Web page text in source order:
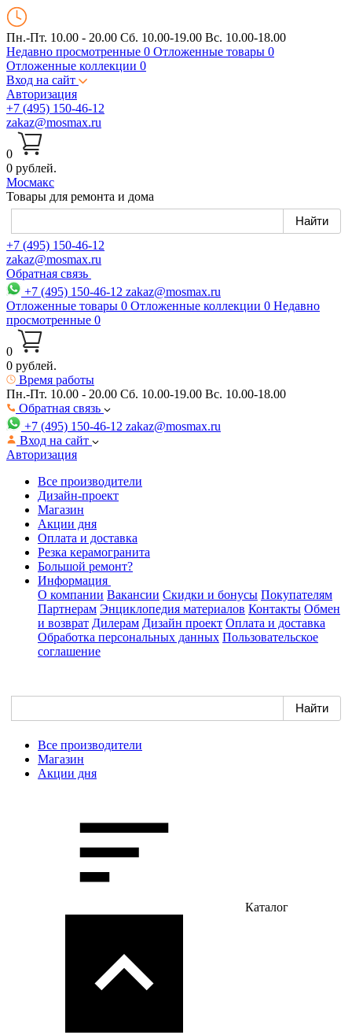
Пн.-Пт. 10.00 - 20.00 Сб. 10.00-19.00 Вс. 10.00-18.00
Недавно просмотренные 0 Отложенные товары 0
Отложенные коллекции 0
Вход на сайт
Авторизация
+7 (495) 150-46-12
zakaz@mosmax.ru
0
0 рублей.
Мосмакс
Товары для ремонта и дома
+7 (495) 150-46-12
zakaz@mosmax.ru
Обратная связь
+7 (495) 150-46-12 zakaz@mosmax.ru
Отложенные товары 0 Отложенные коллекции 0 Недавно
просмотренные 0
0
0 рублей.
Время работы
Пн.-Пт. 10.00 - 20.00 Сб. 10.00-19.00 Вс. 10.00-18.00
Обратная связь
+7 (495) 150-46-12 zakaz@mosmax.ru
Вход на сайт
Авторизация
Все производители
Дизайн-проект
Магазин
Акции дня
Оплата и доставка
Резка керамогранита
Большой ремонт?
Информация
О компании Вакансии Скидки и бонусы Покупателям
Партнерам Энциклопедия материалов Контакты Обмен
и возврат Дилерам Дизайн проект Оплата и доставка
Обработка персональных данных Пользовательское
соглашение
Все производители
Магазин
Акции дня
Каталог